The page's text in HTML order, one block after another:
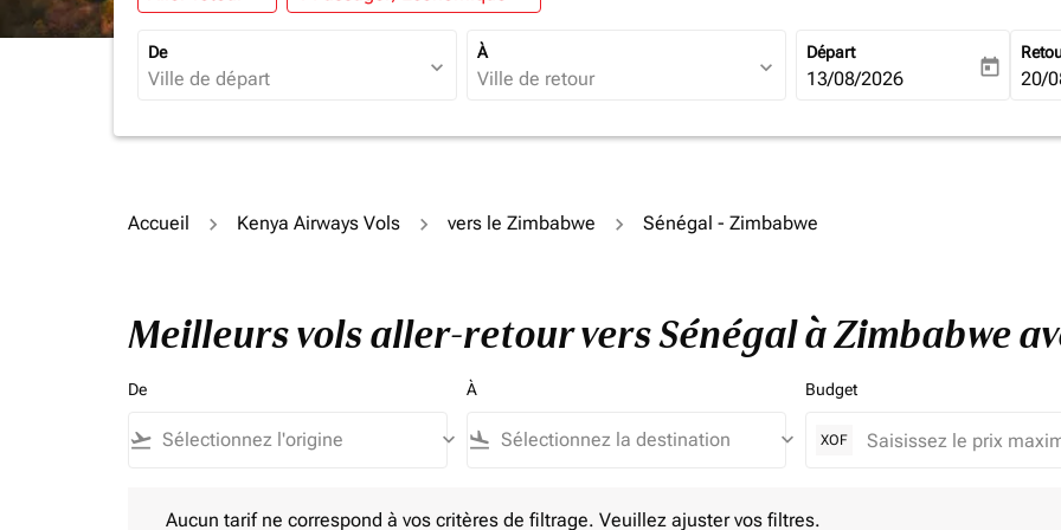
De
expand_more
À
expand_more
Départ
fc-booking-departure-date-
13/08/2026 today fc-
20/
Accueil Kenya Airways Vols vers le Zimbabwe Sénégal - Zimbabwe
Meilleurs vols aller-retour vers Sénégal à Zimbabwe
De
flight_takeoff keyboard_arrow_down
À
flight_land keyboard_arrow_down
Budget
XOF
Aucun tarif ne correspond à vos critères de filtrage. Veuillez ajuster vos filtres.